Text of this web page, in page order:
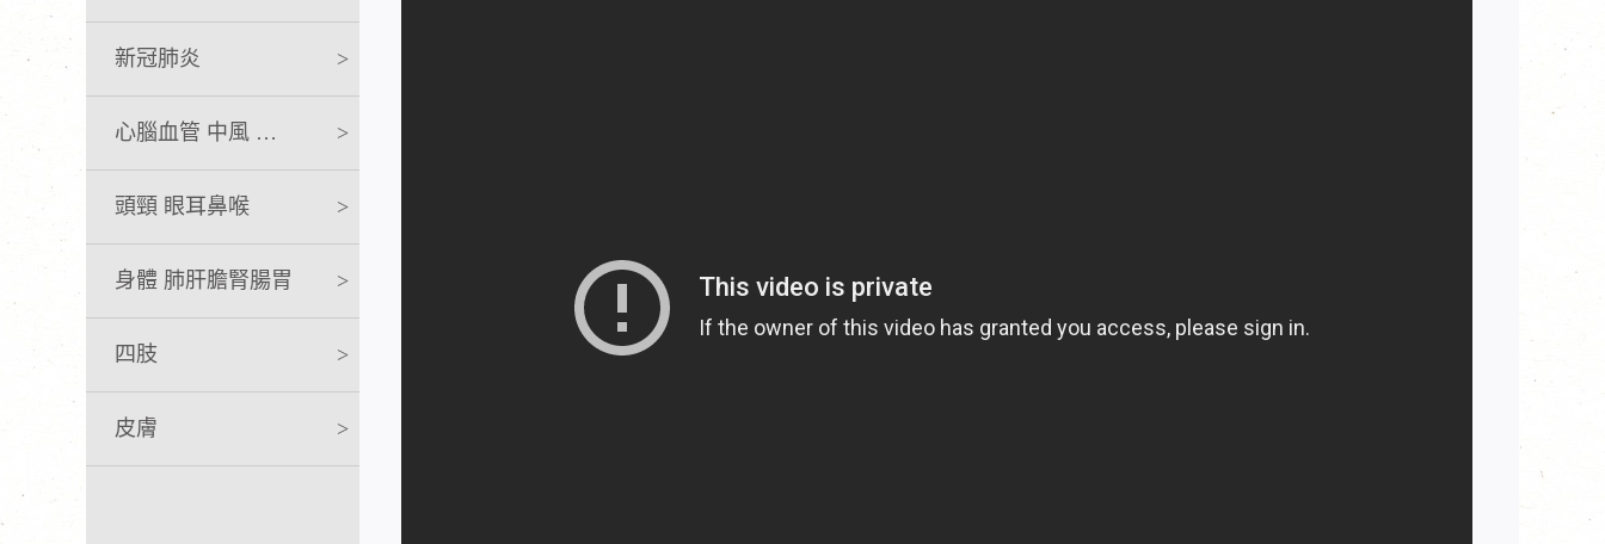
新冠肺炎 >
心腦血管 中風 急救 >
頭頸 眼耳鼻喉 >
身體 肺肝膽腎腸胃 >
四肢 >
皮膚 >